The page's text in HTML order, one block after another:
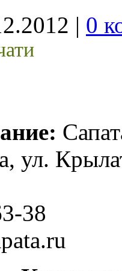
| 0
ул.
38